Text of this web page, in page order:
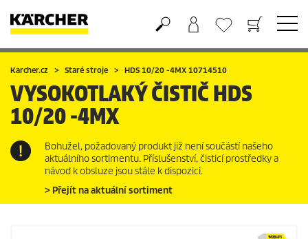
Nákupní košík
Seznam oblíbených produktů
Karcher.cz Staré stroje HDS 10/20 -4MX 10714510
VYSOKOTLAKÝ ČISTIČ HDS
10/20 -4MX
Bohužel, požadovaný produkt již není součástí našeho
aktuálního sortimentu. Příslušenství, čisticí prostředky a
návod k obsluze jsou stále k dispozici.
> Přejít na aktuální sortiment